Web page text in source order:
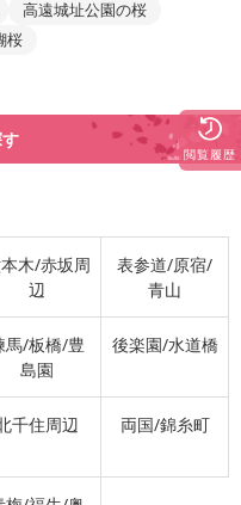
高遠城址公園の桜
桜
木/赤坂周
辺
表参道/原宿/
青山
馬/板橋/豊
島園
後楽園/水道橋
千住周辺 両国/錦糸町
閲覧履歴